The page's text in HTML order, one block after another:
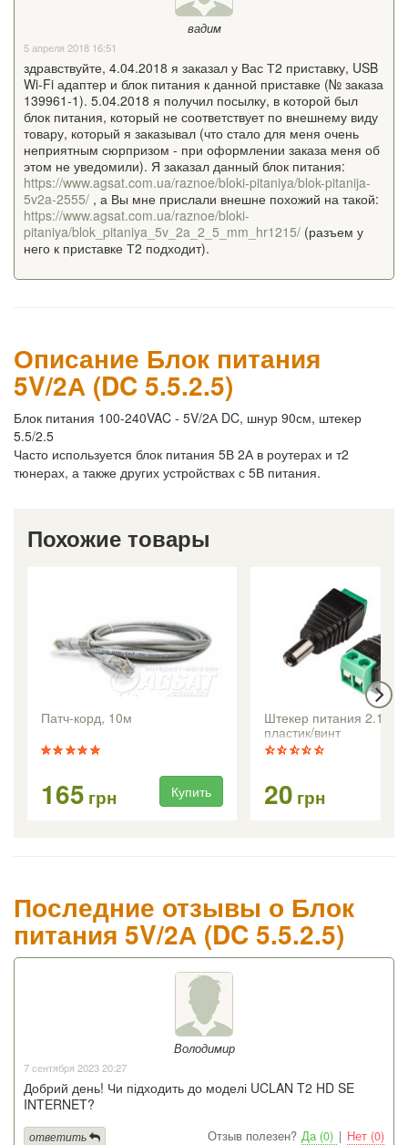
вадим
5 апреля 2018 16:51
здравствуйте, 4.04.2018 я заказал у Вас Т2 приставку, USB
Wi-Fi адаптер и блок питания к данной приставке (№ заказа
139961-1). 5.04.2018 я получил посылку, в которой был
блок питания, который не соответствует по внешнему виду
товару, который я заказывал (что стало для меня очень
неприятным сюрпризом - при оформлении заказа меня об
этом не уведомили). Я заказал данный блок питания:
https://www.agsat.com.ua/raznoe/bloki-pitaniya/blok-pitanija-
5v2a-2555/ , а Вы мне прислали внешне похожий на такой:
https://www.agsat.com.ua/raznoe/bloki-
pitaniya/blok_pitaniya_5v_2a_2_5_mm_hr1215/ (разъем у
него к приставке Т2 подходит).
Описание Блок питания
5V/2А (DC 5.5.2.5)
Блок питания 100-240VAC - 5V/2А DC, шнур 90см, штекер
5.5/2.5
Часто используется блок питания 5В 2А в роутерах и т2
тюнерах, а также других устройствах с 5В питания.
Похожие товары
Патч-корд, 10м
165 грн Купить
Штекер питания 2.1/5.5
пластик/винт
20 грн
Последние отзывы о Блок
питания 5V/2А (DC 5.5.2.5)
Володимир
7 сентября 2023 20:27
Добрий день! Чи підходить до моделі UCLAN T2 HD SE
INTERNET?
Отзыв полезен? Да (0) | Нет (0)
ответить